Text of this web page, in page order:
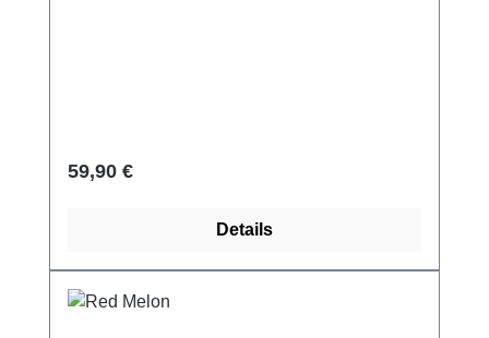
Regulärer Preis:
59,90 €
Details